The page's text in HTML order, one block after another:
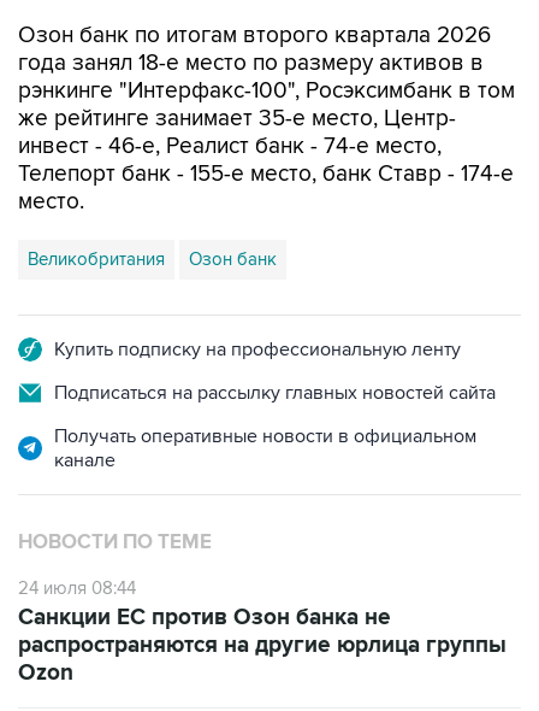
Озон банк по итогам второго квартала 2026
года занял 18-е место по размеру активов в
рэнкинге "Интерфакс-100", Росэксимбанк в том
же рейтинге занимает 35-е место, Центр-
инвест - 46-е, Реалист банк - 74-е место,
Телепорт банк - 155-е место, банк Ставр - 174-е
место.
Великобритания Озон банк
Купить подписку на профессиональную ленту
Подписаться на рассылку главных новостей сайта
Получать оперативные новости в официальном
канале
НОВОСТИ ПО ТЕМЕ
24 июля 08:44
Санкции ЕС против Озон банка не
распространяются на другие юрлица группы
Ozon